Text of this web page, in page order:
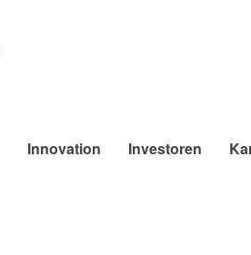
Innovation Investoren